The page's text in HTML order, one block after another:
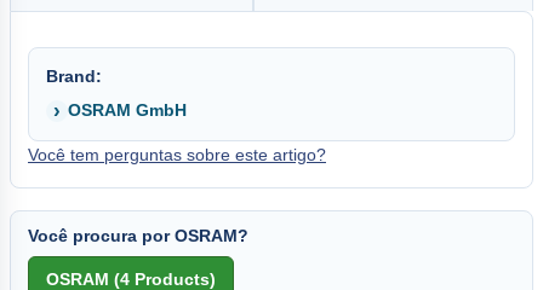
Brand:
OSRAM GmbH
Você tem perguntas sobre este artigo?
Você procura por OSRAM?